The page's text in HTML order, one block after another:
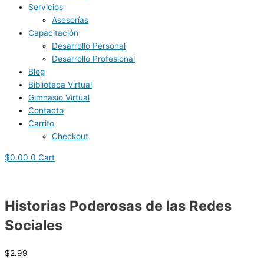
Servicios
Asesorías
Capacitación
Desarrollo Personal
Desarrollo Profesional
Blog
Biblioteca Virtual
Gimnasio Virtual
Contacto
Carrito
Checkout
$0.00 0 Cart
Historias Poderosas de las Redes
Sociales
$2.99